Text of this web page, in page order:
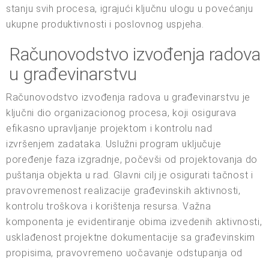
stanju svih procesa, igrajući ključnu ulogu u povećanju
ukupne produktivnosti i poslovnog uspjeha.
Računovodstvo izvođenja radova
u građevinarstvu
Računovodstvo izvođenja radova u građevinarstvu je
ključni dio organizacionog procesa, koji osigurava
efikasno upravljanje projektom i kontrolu nad
izvršenjem zadataka. Uslužni program uključuje
poređenje faza izgradnje, počevši od projektovanja do
puštanja objekta u rad. Glavni cilj je osigurati tačnost i
pravovremenost realizacije građevinskih aktivnosti,
kontrolu troškova i korištenja resursa. Važna
komponenta je evidentiranje obima izvedenih aktivnosti,
usklađenost projektne dokumentacije sa građevinskim
propisima, pravovremeno uočavanje odstupanja od